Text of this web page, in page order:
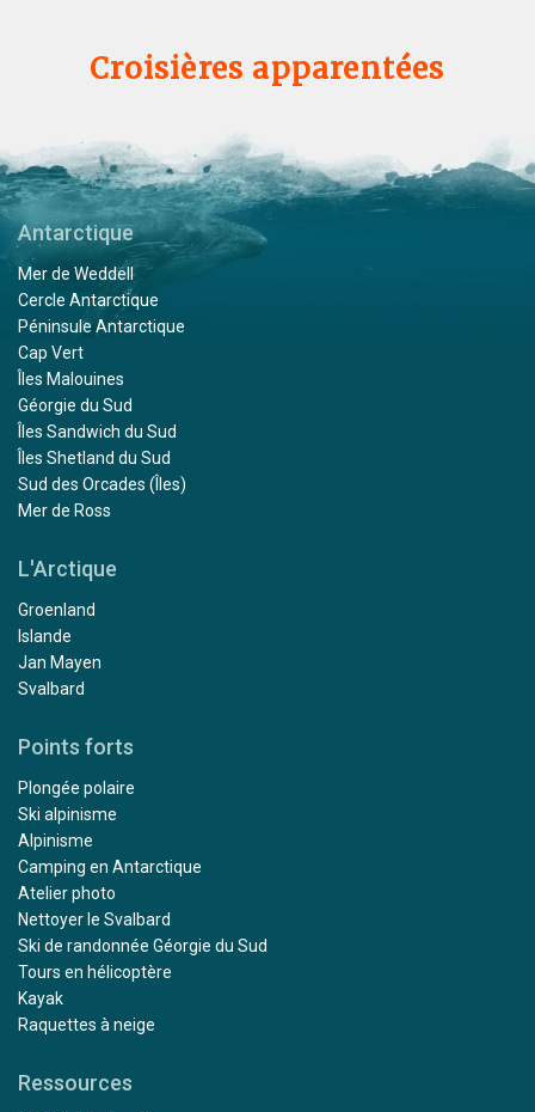
Croisières apparentées
Antarctique
Mer de Weddell
Cercle Antarctique
Péninsule Antarctique
Cap Vert
Îles Malouines
Géorgie du Sud
Îles Sandwich du Sud
Îles Shetland du Sud
Sud des Orcades (Îles)
Mer de Ross
L'Arctique
Groenland
Islande
Jan Mayen
Svalbard
Points forts
Plongée polaire
Ski alpinisme
Alpinisme
Camping en Antarctique
Atelier photo
Nettoyer le Svalbard
Ski de randonnée Géorgie du Sud
Tours en hélicoptère
Kayak
Raquettes à neige
Ressources